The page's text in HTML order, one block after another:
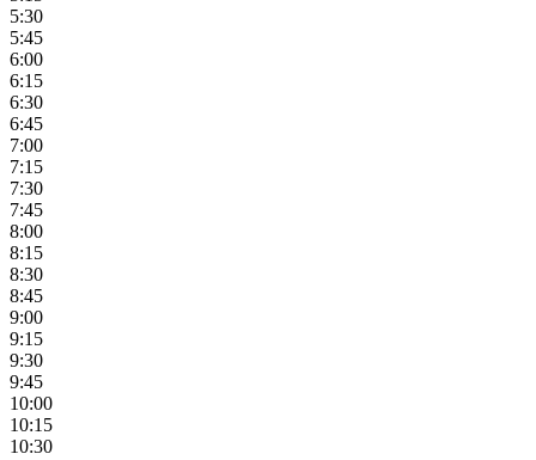
5:30
5:45
6:00
6:15
6:30
6:45
7:00
7:15
7:30
7:45
8:00
8:15
8:30
8:45
9:00
9:15
9:30
9:45
10:00
10:15
10:30